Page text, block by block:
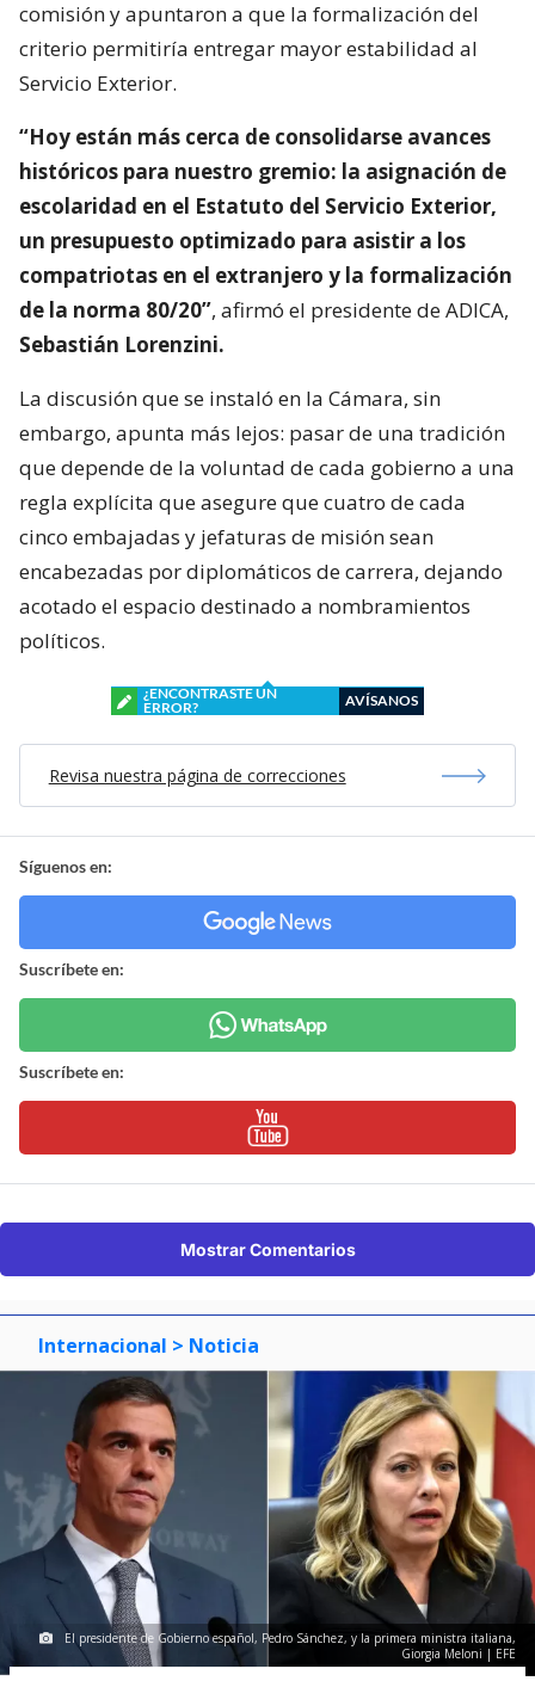
comisión y apuntaron a que la formalización del
criterio permitiría entregar mayor estabilidad al
Servicio Exterior.
“Hoy están más cerca de consolidarse avances
históricos para nuestro gremio: la asignación de
escolaridad en el Estatuto del Servicio Exterior,
un presupuesto optimizado para asistir a los
compatriotas en el extranjero y la formalización
de la norma 80/20”, afirmó el presidente de ADICA,
Sebastián Lorenzini.
La discusión que se instaló en la Cámara, sin
embargo, apunta más lejos: pasar de una tradición
que depende de la voluntad de cada gobierno a una
regla explícita que asegure que cuatro de cada
cinco embajadas y jefaturas de misión sean
encabezadas por diplomáticos de carrera, dejando
acotado el espacio destinado a nombramientos
políticos.
¿ENCONTRASTE UN
ERROR?
AVÍSANOS
Revisa nuestra página de correcciones
Síguenos en:
Suscríbete en:
Suscríbete en:
Mostrar Comentarios
Internacional > Noticia
El presidente de Gobierno español, Pedro Sánchez, y la primera ministra italiana,
Giorgia Meloni | EFE